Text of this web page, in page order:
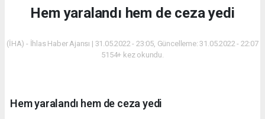
Hem yaralandı hem de ceza yedi
(İHA) - İhlas Haber Ajansı | 31.05.2022 - 23:05, Güncelleme: 31.05.2022 - 22:07
5154+ kez okundu.
Hem yaralandı hem de ceza yedi